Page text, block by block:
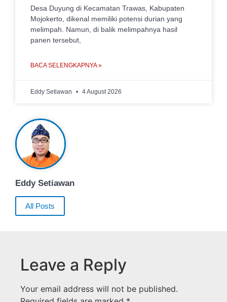
Eddy Setiawan
All Posts
Desa Duyung di Kecamatan Trawas, Kabupaten
Mojokerto, dikenal memiliki potensi durian yang
melimpah. Namun, di balik melimpahnya hasil
panen tersebut,
BACA SELENGKAPNYA »
Eddy Setiawan 4 August 2026
Leave a Reply
Your email address will not be published.